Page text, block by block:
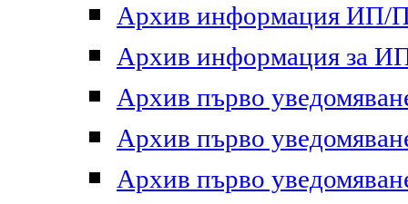
Архив информация ИП/
Архив информация за
Архив първо
Архив първо
Архив първо